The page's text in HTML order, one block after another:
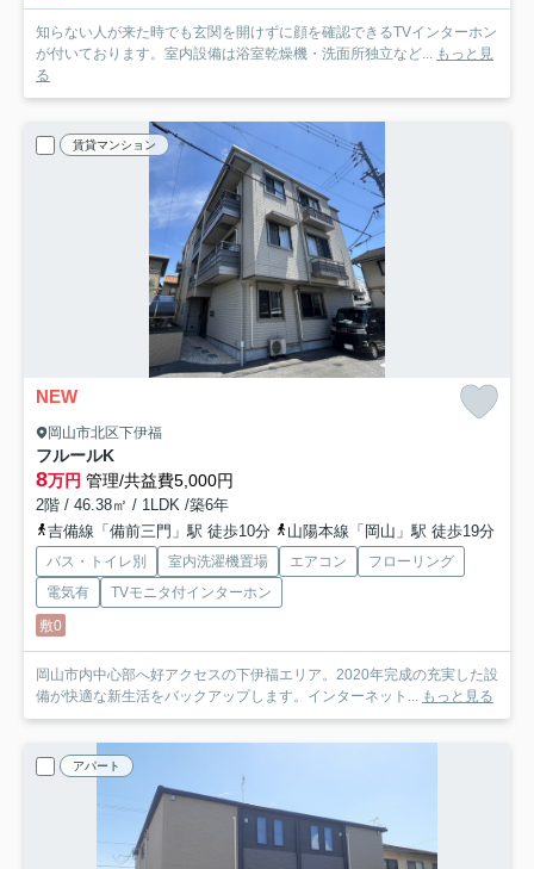
知らない人が来た時でも玄関を開けずに顔を確認できるTVインターホン
が付いております。室内設備は浴室乾燥機・洗面所独立など... もっと見
る
賃貸マンション
NEW
岡山市北区下伊福
フルールK
8万円 管理/共益費5,000円
2階 / 46.38㎡ / 1LDK /築6年
吉備線「備前三門」駅 徒歩10分
山陽本線「岡山」駅 徒歩19分
バス・トイレ別 室内洗濯機置場 エアコン
フローリング
電気有
TVモニタ付インターホン
敷0
岡山市内中心部へ好アクセスの下伊福エリア。2020年完成の充実した設
備が快適な新生活をバックアップします。インターネット... もっと見る
アパート